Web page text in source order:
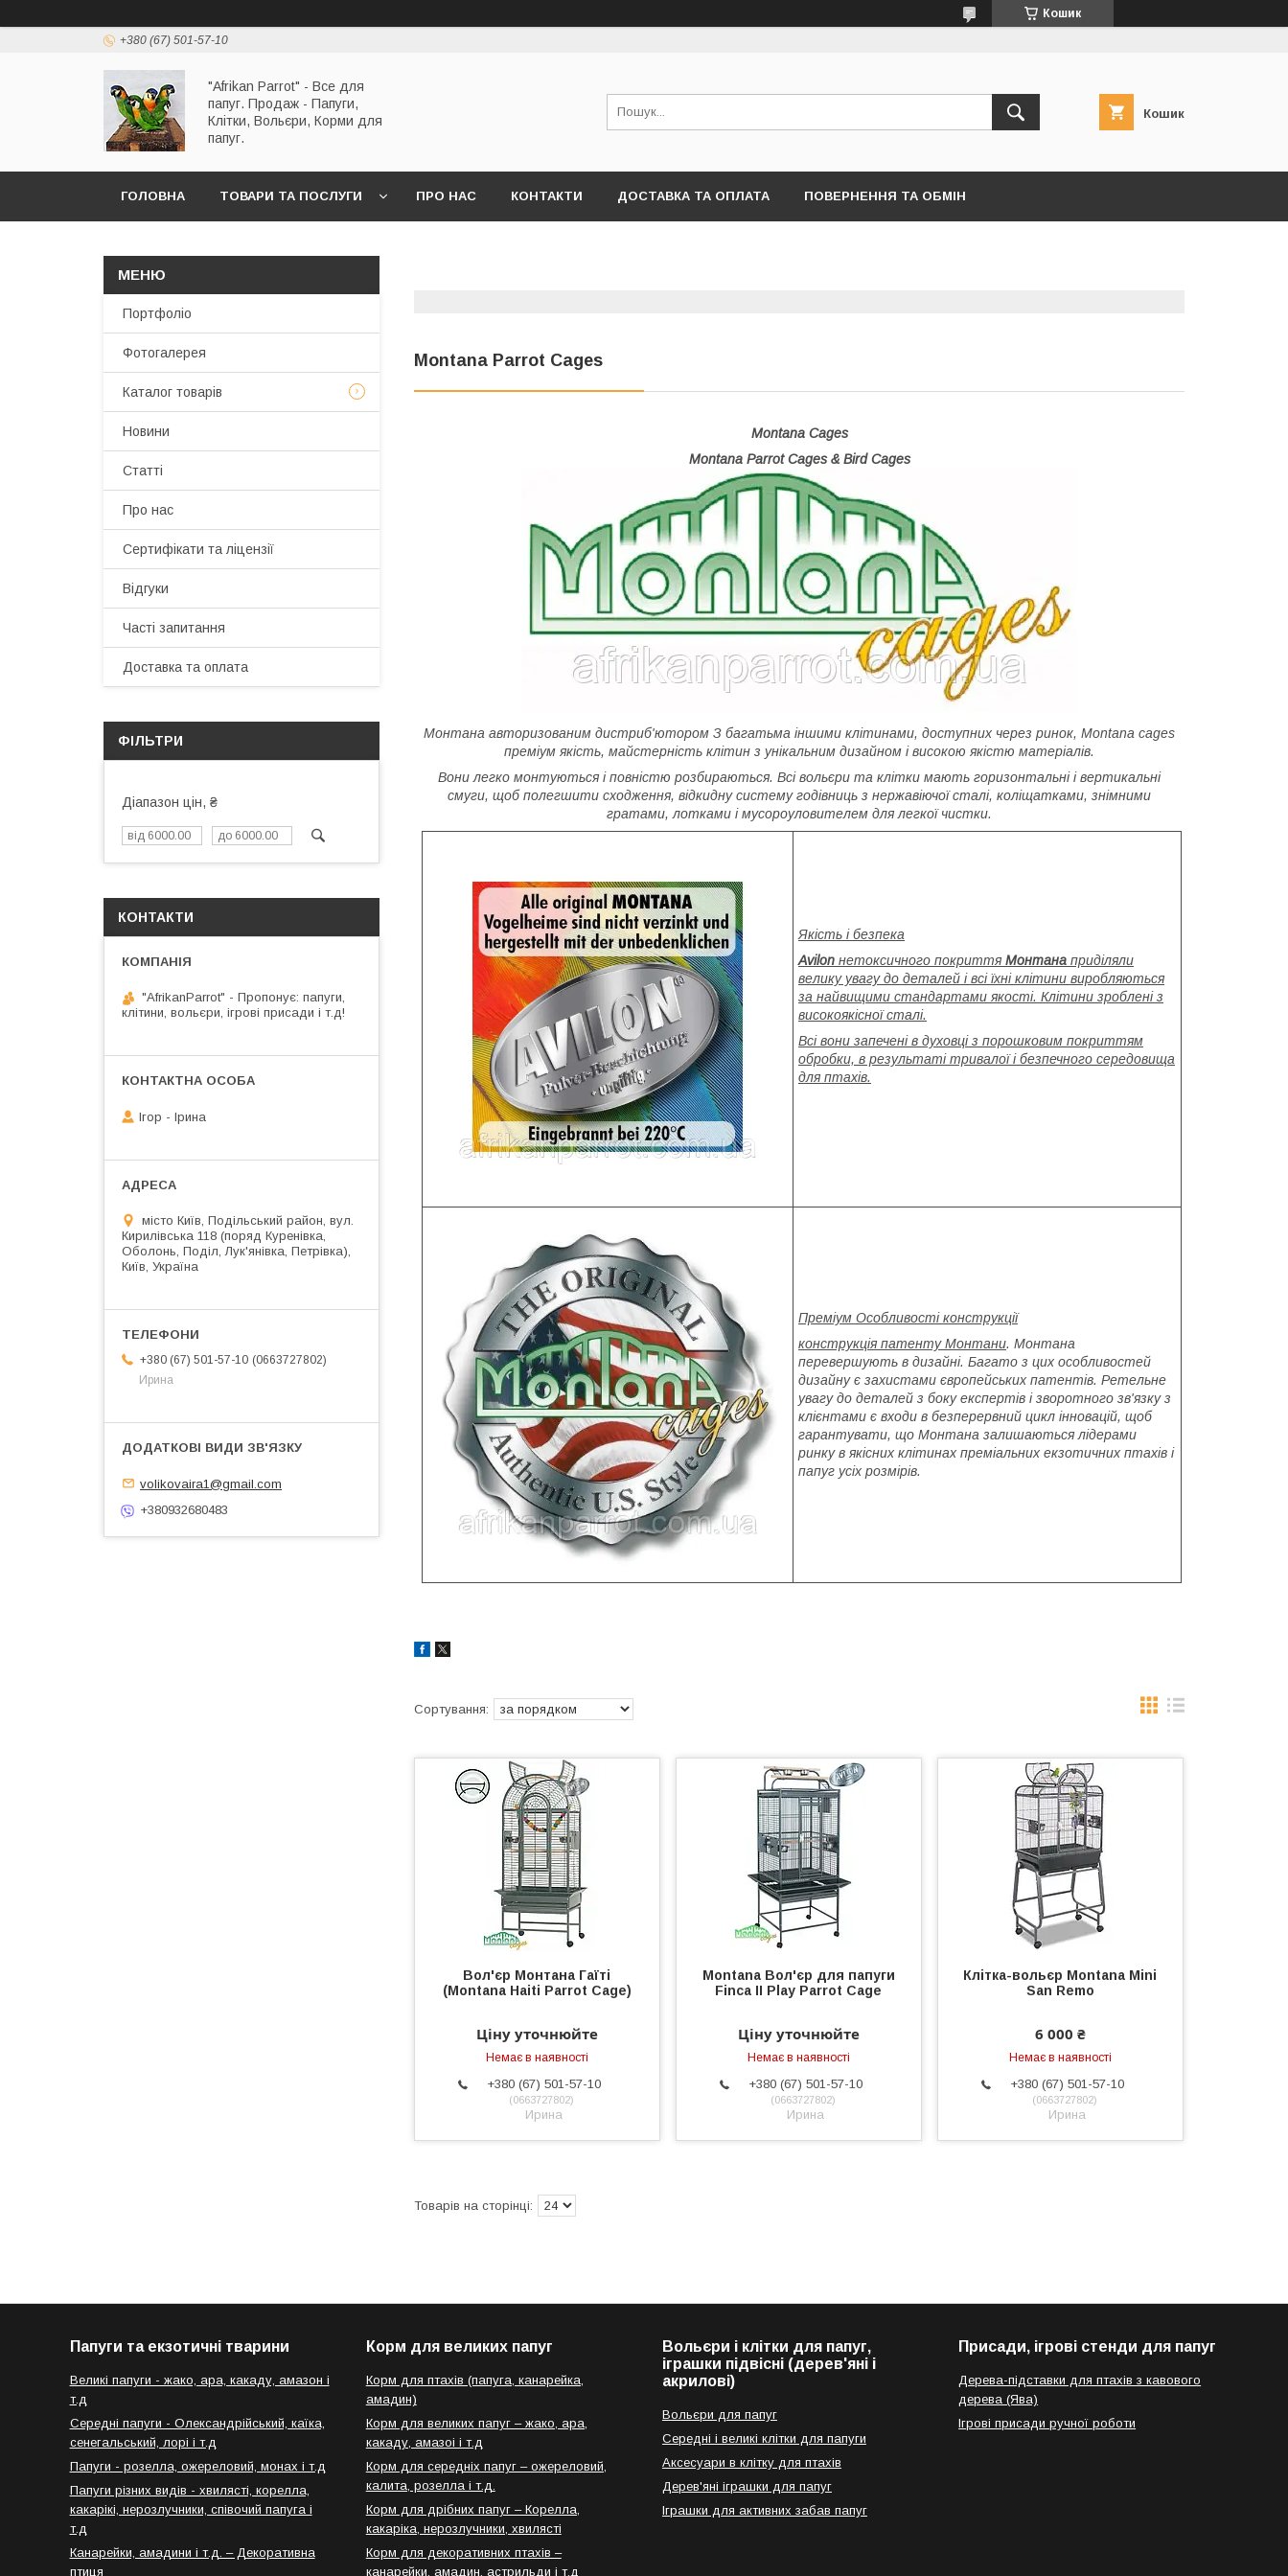
Кошик
+380 (67) 501-57-10
"Afrikan Parrot" - Все для
папуг. Продаж - Папуги,
Клітки, Вольєри, Корми для
папуг.
Кошик
ГОЛОВНА ТОВАРИ ТА ПОСЛУГИ ПРО НАС КОНТАКТИ ДОСТАВКА ТА ОПЛАТА ПОВЕРНЕННЯ ТА ОБМІН
Montana Parrot Cages
Montana Cages
Montana Parrot Cages & Bird Cages
Монтана авторизованим дистриб'ютором З багатьма іншими клітинами, доступних через ринок, Montana cages
преміум якість, майстерність клітин з унікальним дизайном і високою якістю матеріалів.
Вони легко монтуються і повністю розбираються. Всі вольєри та клітки мають горизонтальні і вертикальні
смуги, щоб полегшити сходження, відкидну систему годівниць з нержавіючої сталі, коліщатками, знімними
гратами, лотками і мусороуловителем для легкої чистки.
Якість і безпека
Avilon нетоксичного покриття Монтана приділяли
велику увагу до деталей і всі їхні клітини виробляються
за найвищими стандартами якості. Клітини зроблені з
високоякісної сталі.
Всі вони запечені в духовці з порошковим покриттям
обробки, в результаті тривалої і безпечного середовища
для птахів.
Преміум Особливості конструкції
конструкція патенту Монтани. Монтана
перевершують в дизайні. Багато з цих особливостей
дизайну є захистами європейських патентів. Ретельне
увагу до деталей з боку експертів і зворотного зв'язку з
клієнтами є входи в безперервний цикл інновацій, щоб
гарантувати, що Монтана залишаються лідерами
ринку в якісних клітинах преміальних екзотичних птахів і
папуг усіх розмірів.
Вол'єр Монтана Гаїті
(Montana Haiti Parrot Cage)
Ціну уточнюйте
Немає в наявності
+380 (67) 501-57-10
0663727802
Ирина
Montana Вол'єр для папуги
Finca II Play Parrot Cage
Ціну уточнюйте
Немає в наявності
+380 (67) 501-57-10
0663727802
Ирина
Клітка-вольєр Montana Mini
San Remo
6 000 ₴
Немає в наявності
+380 (67) 501-57-10
0663727802
Ирина
Портфоліо
Фотогалерея
Каталог товарів
Новини
Статті
Про нас
Сертифікати та ліцензії
Відгуки
Часті запитання
Доставка та оплата
ФІЛЬТРИ
Діапазон цін, ₴
КОНТАКТИ
"AfrikanParrot" - Пропонує: папуги,
клітини, вольєри, ігрові присади і т.д!
Ігор - Ірина
місто Київ, Подільський район, вул.
Кирилівська 118 (поряд Куренівка,
Оболонь, Поділ, Лук'янівка, Петрівка),
Київ, Україна
+380 (67) 501-57-10
0663727802
Ирина
volikovaira1@gmail.com
+380932680483
Папуги та екзотичні тварини
Великі папуги - жако, ара, какаду, амазон і
т.д
Середні папуги - Олександрійський, каїка,
сенегальський, лорі і т.д
Папуги - розелла, ожереловий, монах і т.д
Папуги різних видів - хвилясті, корелла,
какарікі, нерозлучники, співочий папуга і
т.д
Канарейки, амадини і т.д. – Декоративна
птиця
Корм для великих папуг
Корм для птахів (папуга, канарейка,
амадин)
Корм для великих папуг – жако, ара,
какаду, амазоі і т.д
Корм для середніх папуг – ожереловий,
калита, розелла і т.д.
Корм для дрібних папуг – Корелла,
какаріка, нерозлучники, хвилясті
Корм для декоративних птахів –
канарейки, амадин, астрильди і т.д
Вольєри і клітки для папуг,
іграшки підвісні (дерев'яні і
акрилові)
Вольєри для папуг
Середні і великі клітки для папуги
Аксесуари в клітку для птахів
Дерев'яні іграшки для папуг
Іграшки для активних забав папуг
Присади, ігрові стенди для папуг
Дерева-підставки для птахів з кавового
дерева (Ява)
Ігрові присади ручної роботи